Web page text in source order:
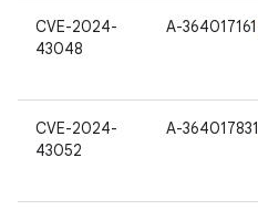
CVE-2024-
43048
A-364017161
CVE-2024-
43052
A-364017831